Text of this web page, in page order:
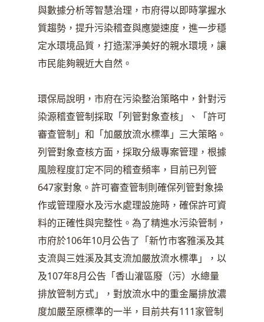
與數據分析等智慧治理，市府得以即時掌握水
質趨勢，提升污染稽查與應變速度，進一步穩
定水環境品質，打造潔淨美好的親水環境，讓
市民能夠親近大自然。
環保局說明，市府在污染整治策略中，針對污
染源稽查管制採取「列管對象查核」、「許可
審查管制」和「加嚴放流水標準」三大策略。
列管對象查核方面，採取分級專案管理，根據
風險程度訂定不同的稽查頻率，目前已列管
647家對象。許可審查管制則確保列管對象操
作或管理廢水及污水處理設施時，確保許可資
料的正確性與完整性。為了精進水污染管制，
市府於106年10月公告了「新竹市客雅溪及其
支流與三姓溪及其支流加嚴放流水標準」，以
及107年8月公告「香山灌區廢（污）水總量
排放管制方式」，對放流水中的重金屬排放濃
度加嚴至原標準的一半，目前共有111家管制